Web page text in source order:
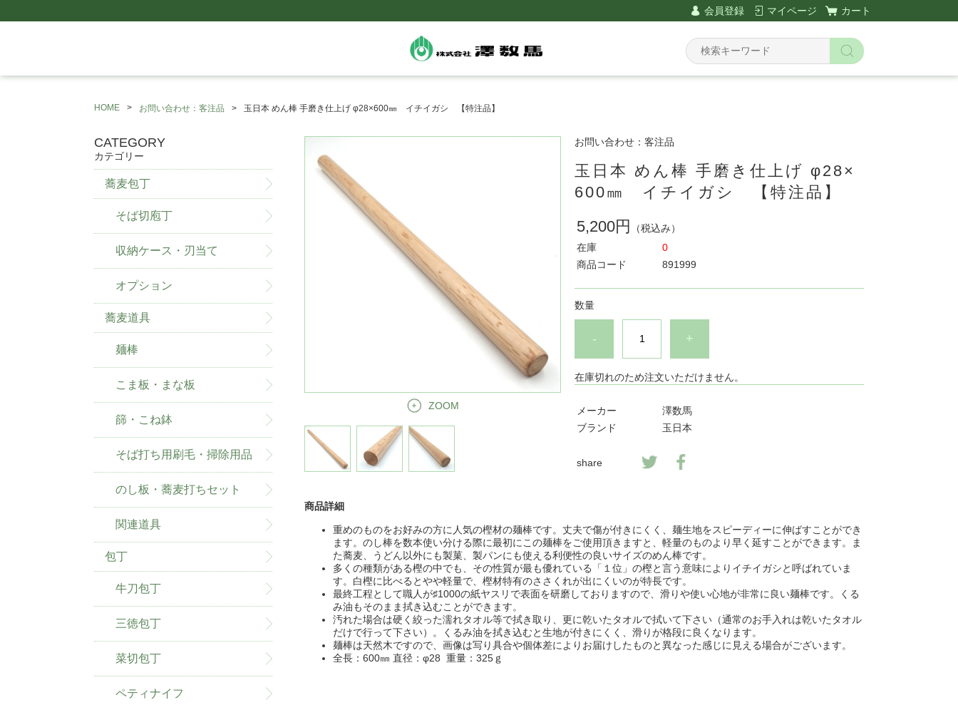
会員登録 マイページ カート
HOME お問い合わせ：客注品 玉日本 めん棒 手磨き仕上げ φ28×600㎜ イチイガシ 【特注品】
ZOOM
お問い合わせ：客注品
玉日本 めん棒 手磨き仕上げ φ28×
600㎜ イチイガシ 【特注品】
5,200円
（税込み）
在庫
0
商品コード
891999
数量
- +
在庫切れのため注文いただけません。
メーカー
澤数馬
ブランド
玉日本
share
商品詳細
重めのものをお好みの方に人気の樫材の麺棒です。丈夫で傷が付きにくく、麺生地をスピーディーに伸ばすことができ
ます。のし棒を数本使い分ける際に最初にこの麺棒をご使用頂きますと、軽量のものより早く延すことができます。ま
た蕎麦、うどん以外にも製菓、製パンにも使える利便性の良いサイズのめん棒です。
多くの種類がある樫の中でも、その性質が最も優れている「１位」の樫と言う意味によりイチイガシと呼ばれていま
す。白樫に比べるとやや軽量で、樫材特有のささくれが出にくいのが特長です。
最終工程として職人が♯1000の紙ヤスリで表面を研磨しておりますので、滑りや使い心地が非常に良い麺棒です。くる
み油もそのまま拭き込むことができます。
汚れた場合は硬く絞った濡れタオル等で拭き取り、更に乾いたタオルで拭いて下さい（通常のお手入れは乾いたタオル
だけで行って下さい）。くるみ油を拭き込むと生地が付きにくく、滑りが格段に良くなります。
麺棒は天然木ですので、画像は写り具合や個体差によりお届けしたものと異なった感じに見える場合がございます。
全長：600㎜ 直径：φ28 重量：325ｇ
CATEGORY
カテゴリー
蕎麦包丁
そば切庖丁
収納ケース・刃当て
オプション
蕎麦道具
麺棒
こま板・まな板
篩・こね鉢
そば打ち用刷毛・掃除用品
のし板・蕎麦打ちセット
関連道具
包丁
牛刀包丁
三徳包丁
菜切包丁
ペティナイフ